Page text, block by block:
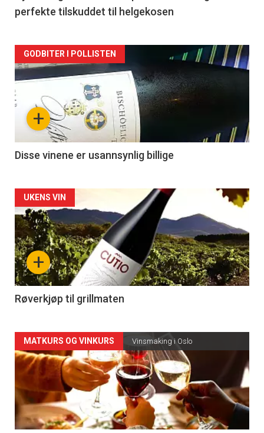
perfekte tilskuddet til helgekosen
Forsiden
akkurat
nå
3
+
GODBITER I POLLISTEN
Disse vinene er usannsynlig billige
Forsiden
akkurat
nå
-
4
+
UKENS VIN
Røverkjøp til grillmaten
Forsiden
akkurat
nå
-
MATKURS OG VINKURS Vinsmaking i Oslo